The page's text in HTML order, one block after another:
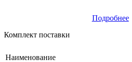
Подробнее
Комплект поставки
Наименование